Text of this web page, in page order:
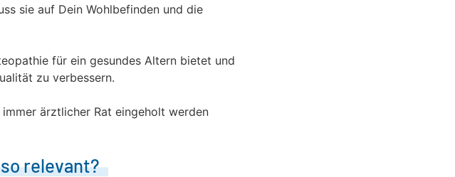
sie auf Dein Wohlbefinden und die
für ein gesundes Altern bietet und
zu verbessern.
ärztlicher Rat eingeholt werden
relevant?